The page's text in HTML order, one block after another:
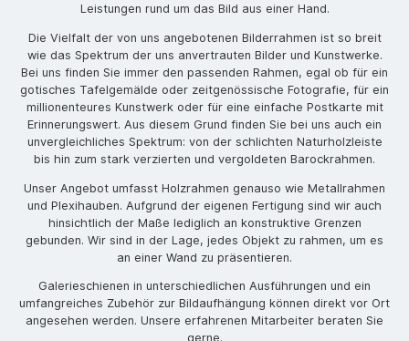
Leistungen rund um das Bild aus einer Hand.
Die Vielfalt der von uns angebotenen Bilderrahmen ist so breit
wie das Spektrum der uns anvertrauten Bilder und Kunstwerke.
Bei uns finden Sie immer den passenden Rahmen, egal ob für ein
gotisches Tafelgemälde oder zeitgenössische Fotografie, für ein
millionenteures Kunstwerk oder für eine einfache Postkarte mit
Erinnerungswert. Aus diesem Grund finden Sie bei uns auch ein
unvergleichliches Spektrum: von der schlichten Naturholzleiste
bis hin zum stark verzierten und vergoldeten Barockrahmen.
Unser Angebot umfasst Holzrahmen genauso wie Metallrahmen
und Plexihauben. Aufgrund der eigenen Fertigung sind wir auch
hinsichtlich der Maße lediglich an konstruktive Grenzen
gebunden. Wir sind in der Lage, jedes Objekt zu rahmen, um es
an einer Wand zu präsentieren.
Galerieschienen in unterschiedlichen Ausführungen und ein
umfangreiches Zubehör zur Bildaufhängung können direkt vor Ort
angesehen werden. Unsere erfahrenen Mitarbeiter beraten Sie
gerne.